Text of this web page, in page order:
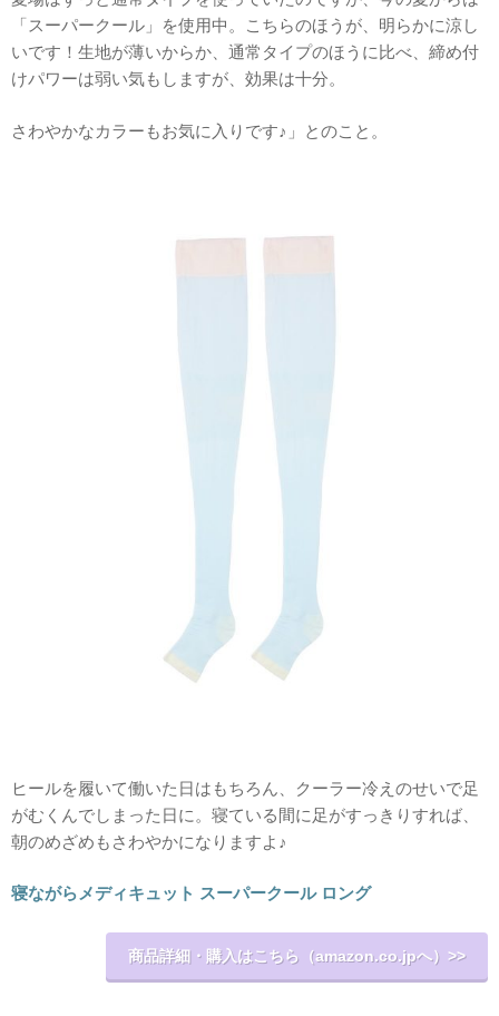
「スーパークール」を使用中。こちらのほうが、明らかに涼し
いです！生地が薄いからか、通常タイプのほうに比べ、締め付
けパワーは弱い気もしますが、効果は十分。
さわやかなカラーもお気に入りです♪」とのこと。
ヒールを履いて働いた日はもちろん、クーラー冷えのせいで足
がむくんでしまった日に。寝ている間に足がすっきりすれば、
朝のめざめもさわやかになりますよ♪
寝ながらメディキュット スーパークール ロング
商品詳細・購入はこちら（amazon.co.jpへ）>>